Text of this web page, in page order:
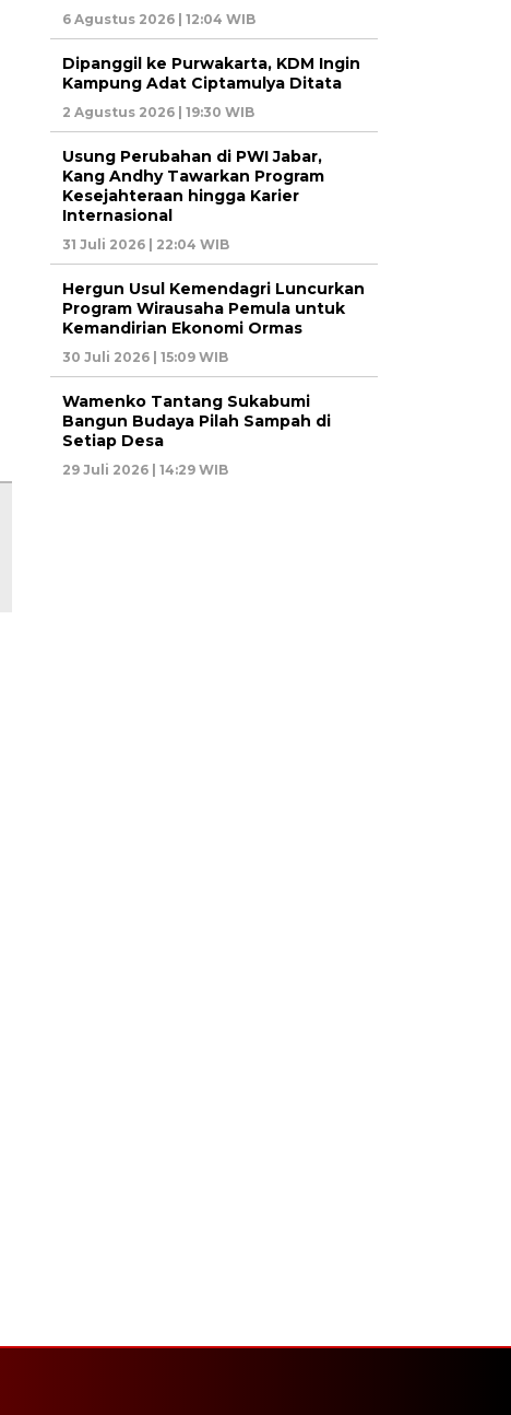
6 Agustus 2026 | 12:04 WIB
Dipanggil ke Purwakarta, KDM Ingin
Kampung Adat Ciptamulya Ditata
2 Agustus 2026 | 19:30 WIB
Usung Perubahan di PWI Jabar,
Kang Andhy Tawarkan Program
Kesejahteraan hingga Karier
Internasional
31 Juli 2026 | 22:04 WIB
Hergun Usul Kemendagri Luncurkan
Program Wirausaha Pemula untuk
Kemandirian Ekonomi Ormas
30 Juli 2026 | 15:09 WIB
Wamenko Tantang Sukabumi
Bangun Budaya Pilah Sampah di
Setiap Desa
29 Juli 2026 | 14:29 WIB